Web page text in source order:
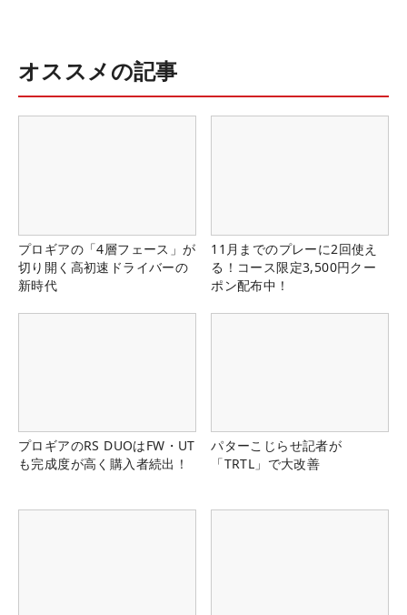
オススメの記事
プロギアの「4層フェース」が
切り開く高初速ドライバーの
新時代
11月までのプレーに2回使え
る！コース限定3,500円クー
ポン配布中！
プロギアのRS DUOはFW・UT
も完成度が高く購入者続出！
パターこじらせ記者が
「TRTL」で大改善